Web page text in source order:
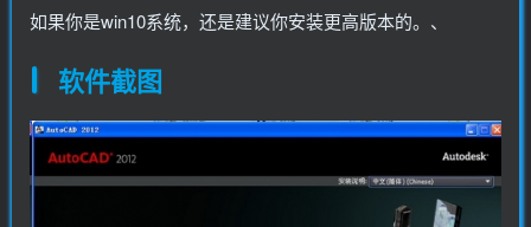
如果你是win10系统，还是建议你安装更高版本的。、
软件截图